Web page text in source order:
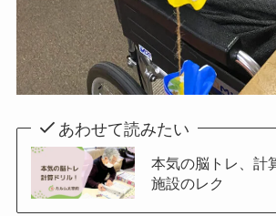
あわせて読みたい
本気の脳トレ、計
施設のレク